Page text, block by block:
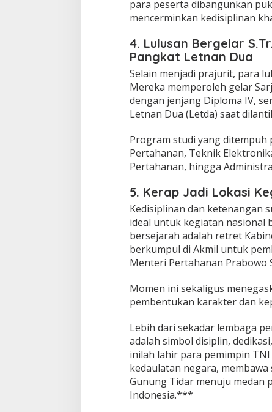
para peserta dibangunkan
mencerminkan kedisiplinan
4. Lulusan Bergelar
Pangkat Letnan Dua
Selain menjadi prajurit, para
Mereka memperoleh gelar
dengan jenjang Diploma IV,
Letnan Dua (Letda) saat
Program studi yang ditempuh
Pertahanan, Teknik
Pertahanan, hingga
5. Kerap Jadi Lokasi
Kedisiplinan dan ketenangan
ideal untuk kegiatan nasional
bersejarah adalah retret
berkumpul di Akmil untuk
Menteri Pertahanan Prabowo
Momen ini sekaligus
pembentukan karakter dan
Lebih dari sekadar lembaga
adalah simbol disiplin,
inilah lahir para pemimpin
kedaulatan negara,
Gunung Tidar menuju medan
Indonesia.***